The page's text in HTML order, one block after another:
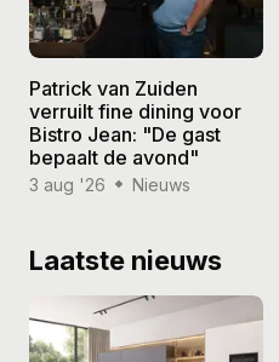
Patrick van Zuiden
verruilt fine dining voor
Bistro Jean: "De gast
bepaalt de avond"
3 aug '26 Nieuws
Laatste nieuws